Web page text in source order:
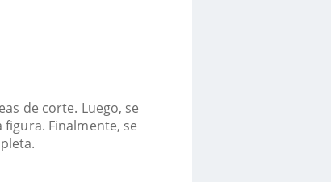
de corte. Luego, se
Finalmente, se